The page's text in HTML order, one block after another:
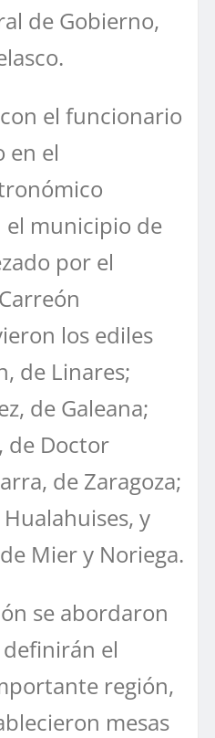
de Gobierno,
el funcionario
en el
el municipio de
por el
los ediles
de Linares;
de Galeana;
de Doctor
de Zaragoza;
y
Mier y Noriega.
se abordaron
el
región,
mesas